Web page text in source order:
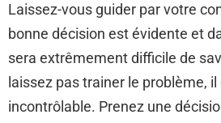
Laissez-vous guider par votre
bonne décision est évidente et
sera extrêmement difficile de
laissez pas trainer le problème,
incontrôlable. Prenez une